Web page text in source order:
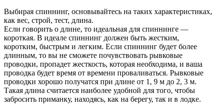
Выбирая спиннинг, основывайтесь на таких характеристиках,
как вес, строй, тест, длина.
Если говорить о длине, то идеальная для спиннинге —
короткая. В идеале спиннинг должен быть жестким,
коротким, быстрым и легким. Если спиннинг будет более
длинным, то вы не сможете почувствовать рывковые
проводки, пропадет жесткость, которая необходима, и ваша
проводка будет время от времени проваливаться. Рывковые
проводки хорошо получатся при длине от 1, 9 м до 2, 3 м.
Такая длина считается наиболее удобной для того, чтобы
забросить приманку, находясь, как на берегу, так и в лодке.